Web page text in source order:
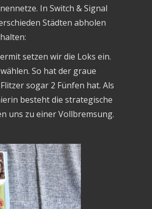
In Switch & Signal
Städten abholen
setzen wir die Loks ein.
So hat der graue
sogar 2 Fünfen hat. Als
besteht die strategische
uns zu einer Vollbremsung.